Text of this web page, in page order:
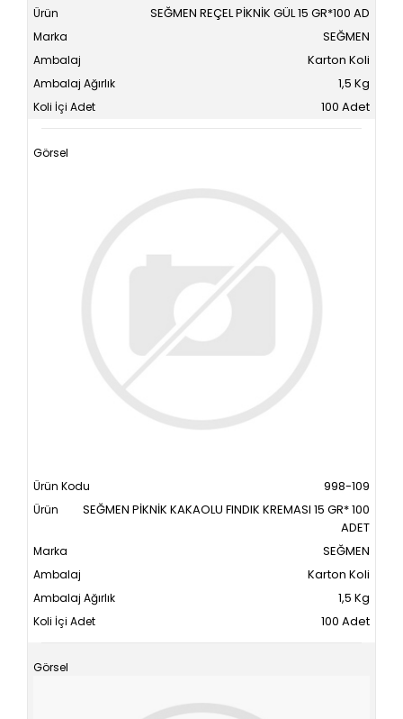
SEĞMEN REÇEL PİKNİK GÜL 15 GR*100 AD
SEĞMEN
Karton Koli
1,5 Kg
100 Adet
998-109
SEĞMEN PİKNİK KAKAOLU FINDIK KREMASI 15 GR* 100
ADET
SEĞMEN
Karton Koli
1,5 Kg
100 Adet